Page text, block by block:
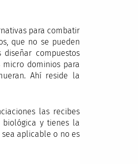
para combatir
que no se pueden
compuestos
dominios para
Ahí reside la
las recibes
y tienes la
aplicable o no es